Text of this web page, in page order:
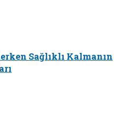
Sağlıklı Kalmanın